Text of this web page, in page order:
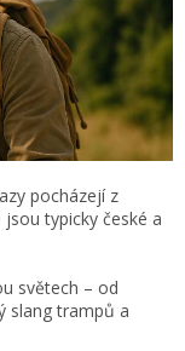
pocházejí z
typicky české a
světech – od
slang trampů a